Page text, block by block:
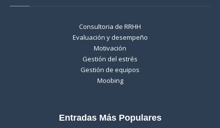
Consultoria de RRHH
Evaluación y desempeño
Motivación
Gestión del estrés
Gestión de equipos
Moobing
Entradas Más Populares